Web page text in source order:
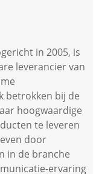
in 2005, is
leverancier van
betrokken bij de
hoogwaardige
te leveren
door
in de branche
ervaring